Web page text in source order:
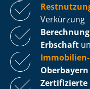
Verkürzung
Berechnung
Erbschaft
Zertifizierte